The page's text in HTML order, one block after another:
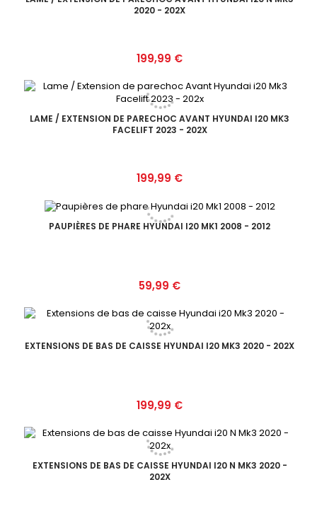
2020 - 202X
Prix
199,99 €
LAME / EXTENSION DE PARECHOC AVANT HYUNDAI I20 MK3
FACELIFT 2023 - 202X
Prix
199,99 €
PAUPIÈRES DE PHARE HYUNDAI I20 MK1 2008 - 2012
Prix
59,99 €
EXTENSIONS DE BAS DE CAISSE HYUNDAI I20 MK3 2020 - 202X
Prix
199,99 €
EXTENSIONS DE BAS DE CAISSE HYUNDAI I20 N MK3 2020 -
202X